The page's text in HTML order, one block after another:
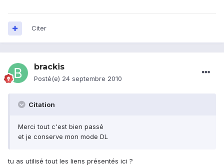
Citer
brackis
Posté(e) 24 septembre 2010
Citation
Merci tout c'est bien passé
et je conserve mon mode DL
tu as utilisé tout les liens présentés ici ?